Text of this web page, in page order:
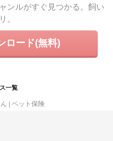
ンルがすぐ見つかる。飼い
。
ロード(無料)
一覧
ペット保険